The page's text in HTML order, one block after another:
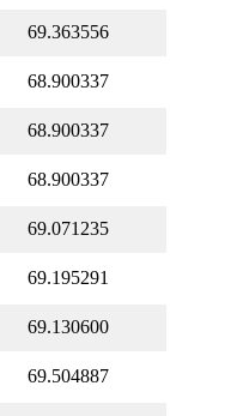
69.363556
68.900337
68.900337
68.900337
69.071235
69.195291
69.130600
69.504887